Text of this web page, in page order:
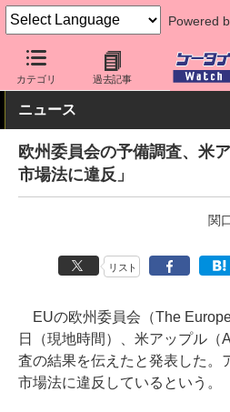
Powered
カテゴリ 過去記事
ケータイ Watch 業界動向 Apple
ニュース
欧州委員会の予備調査、米
市場法に違反」
関
リスト
EUの欧州委員会（The
日（現地時間）、米アップル（
査の結果を伝えたと発表した。
市場法に違反しているという。